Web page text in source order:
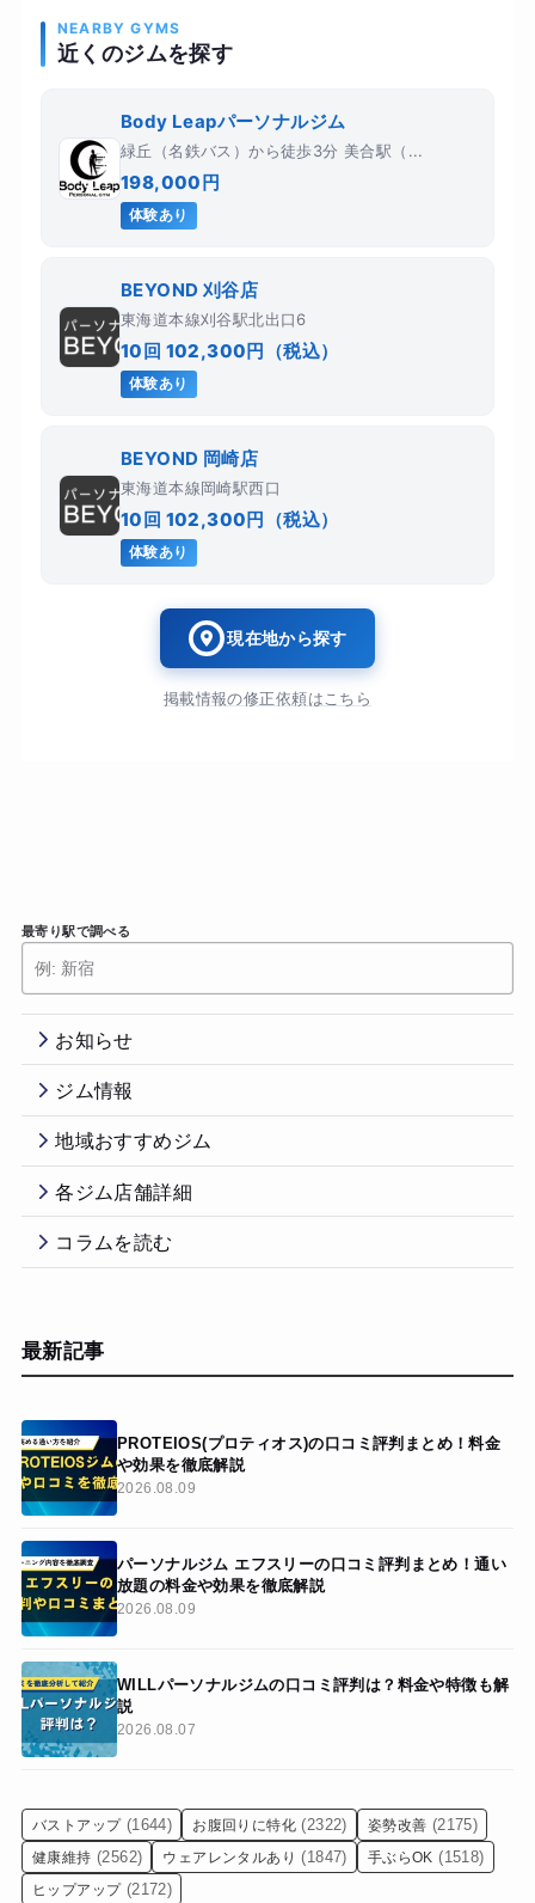
NEARBY GYMS
近くのジムを探す
Body Leapパーソナルジム
緑丘（名鉄バス）から徒歩3分 美合駅（...
198,000円
体験あり
BEYOND 刈谷店
東海道本線刈谷駅北出口6
10回 102,300円（税込）
体験あり
BEYOND 岡崎店
東海道本線岡崎駅西口
10回 102,300円（税込）
体験あり
現在地から探す
掲載情報の修正依頼はこちら
最寄り駅で調べる
お知らせ
ジム情報
地域おすすめジム
各ジム店舗詳細
コラムを読む
最新記事
PROTEIOS(プロティオス)の口コミ評判まとめ！料金
や効果を徹底解説
2026.08.09
パーソナルジム エフスリーの口コミ評判まとめ！通い
放題の料金や効果を徹底解説
2026.08.09
WILLパーソナルジムの口コミ評判は？料金や特徴も解
説
2026.08.07
バストアップ (1644) お腹回りに特化 (2322) 姿勢改善 (2175)
健康維持 (2562) ウェアレンタルあり (1847) 手ぶらOK (1518)
ヒップアップ (2172)